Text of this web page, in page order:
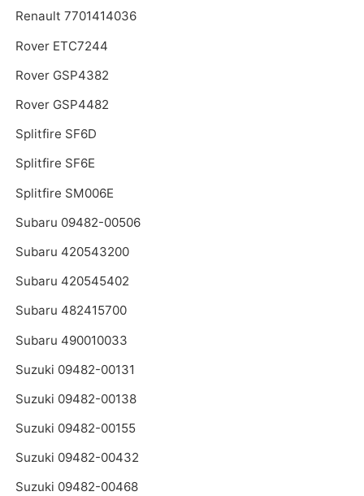
Renault 7701414036
Rover ETC7244
Rover GSP4382
Rover GSP4482
Splitfire SF6D
Splitfire SF6E
Splitfire SM006E
Subaru 09482-00506
Subaru 420543200
Subaru 420545402
Subaru 482415700
Subaru 490010033
Suzuki 09482-00131
Suzuki 09482-00138
Suzuki 09482-00155
Suzuki 09482-00432
Suzuki 09482-00468